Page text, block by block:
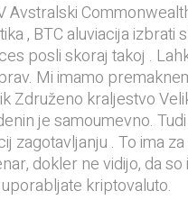
, BTC aluviacija
posli skoraj takoj .
Mi imamo
Združeno kraljestvo
je samoumevno.
. To ima
dokler ne vidijo, da
kriptovaluto.